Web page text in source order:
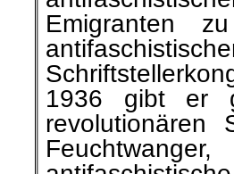
Emigranten
1936 gibt er
revolutionären